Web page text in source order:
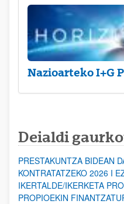
Nazioarteko I+G
Deialdi
PRESTAKUNTZA BIDEAN
KONTRATATZEKO 2026 I
IKERTALDE/IKERKETA
PROPIOEKIN